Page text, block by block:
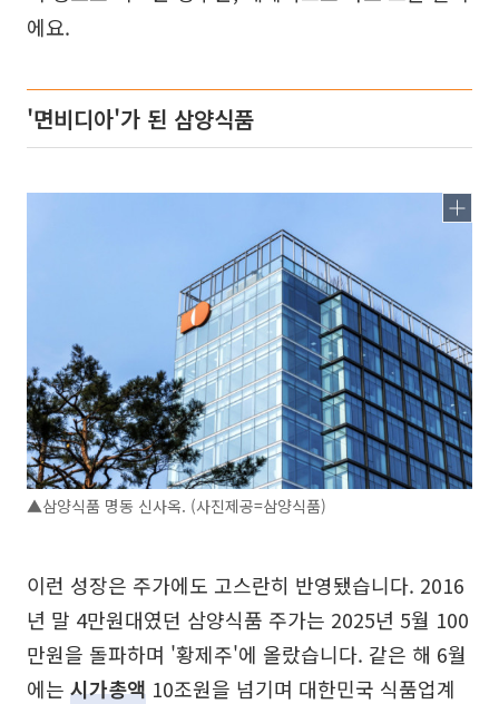
에요.
'면비디아'가 된 삼양식품
▲삼양식품 명동 신사옥. (사진제공=삼양식품)
이런 성장은 주가에도 고스란히 반영됐습니다. 2016
년 말 4만원대였던 삼양식품 주가는 2025년 5월 100
만원을 돌파하며 '황제주'에 올랐습니다. 같은 해 6월
에는 시가총액 10조원을 넘기며 대한민국 식품업계